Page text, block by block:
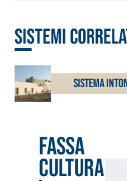
sistemi
Sistema
Fassa
cultura